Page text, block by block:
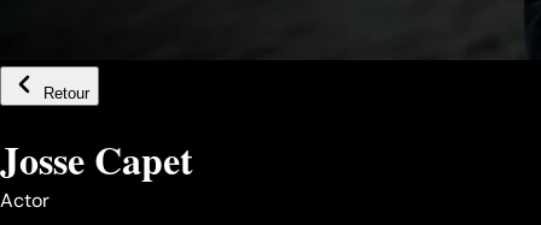
Retour
Josse Capet
Actor